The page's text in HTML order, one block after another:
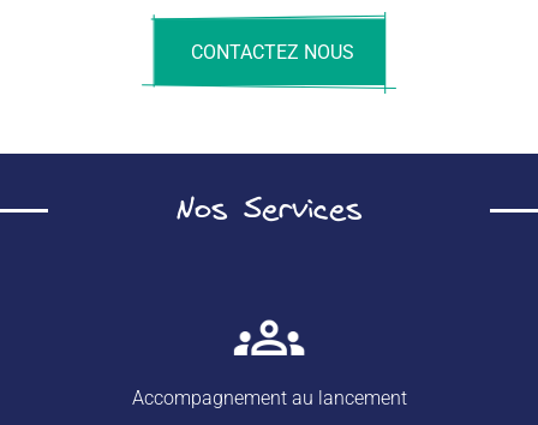
CONTACTEZ NOUS
Nos Services
Accompagnement au lancement